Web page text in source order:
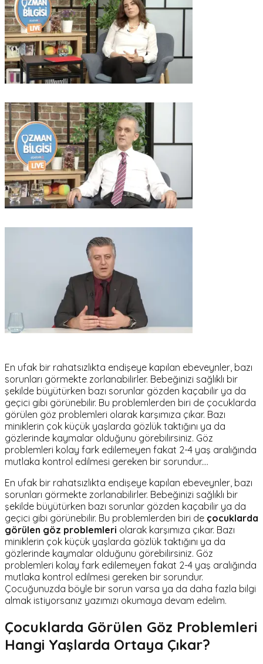
En ufak bir rahatsızlıkta endişeye kapılan ebeveynler, bazı
sorunları görmekte zorlanabilirler. Bebeğinizi sağlıklı bir
şekilde büyütürken bazı sorunlar gözden kaçabilir ya da
geçici gibi görünebilir. Bu problemlerden biri de çocuklarda
görülen göz problemleri olarak karşımıza çıkar. Bazı
miniklerin çok küçük yaşlarda gözlük taktığını ya da
gözlerinde kaymalar olduğunu görebilirsiniz. Göz
problemleri kolay fark edilemeyen fakat 2-4 yaş aralığında
mutlaka kontrol edilmesi gereken bir sorundur.…
En ufak bir rahatsızlıkta endişeye kapılan ebeveynler, bazı
sorunları görmekte zorlanabilirler. Bebeğinizi sağlıklı bir
şekilde büyütürken bazı sorunlar gözden kaçabilir ya da
geçici gibi görünebilir. Bu problemlerden biri de çocuklarda
görülen göz problemleri olarak karşımıza çıkar. Bazı
miniklerin çok küçük yaşlarda gözlük taktığını ya da
gözlerinde kaymalar olduğunu görebilirsiniz. Göz
problemleri kolay fark edilemeyen fakat 2-4 yaş aralığında
mutlaka kontrol edilmesi gereken bir sorundur.
Çocuğunuzda böyle bir sorun varsa ya da daha fazla bilgi
almak istiyorsanız yazımızı okumaya devam edelim.
Çocuklarda Görülen Göz Problemleri
Hangi Yaşlarda Ortaya Çıkar?